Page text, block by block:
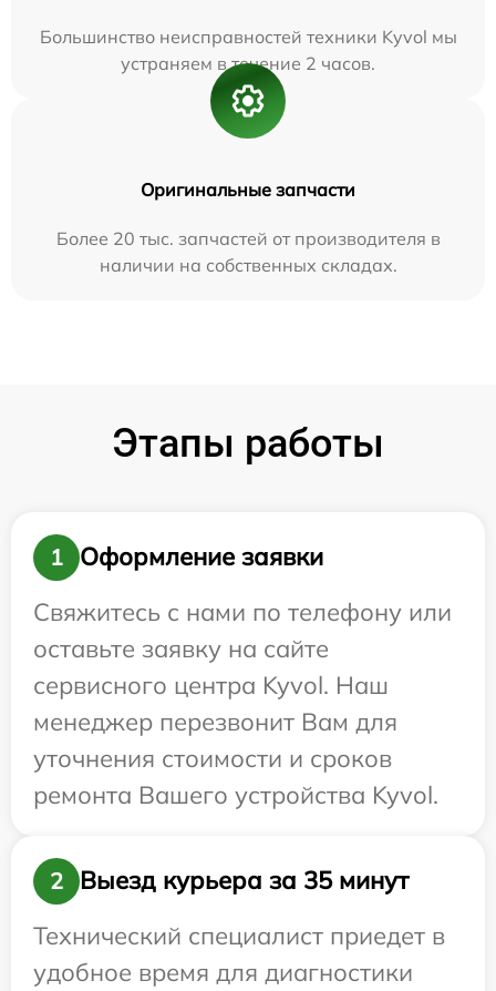
Большинство неисправностей техники Kyvol мы
устраняем в течение 2 часов.
Оригинальные запчасти
Более 20 тыс. запчастей от производителя в
наличии на собственных складах.
Этапы работы
1
Оформление заявки
Свяжитесь с нами по телефону или
оставьте заявку на сайте
сервисного центра Kyvol. Наш
менеджер перезвонит Вам для
уточнения стоимости и сроков
ремонта Вашего устройства Kyvol.
2
Выезд курьера за 35 минут
Технический специалист приедет в
удобное время для диагностики